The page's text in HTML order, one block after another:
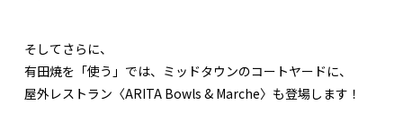
そしてさらに、
有田焼を「使う」では、ミッドタウンのコートヤードに、
屋外レストラン〈ARITA Bowls & Marche〉も登場します！